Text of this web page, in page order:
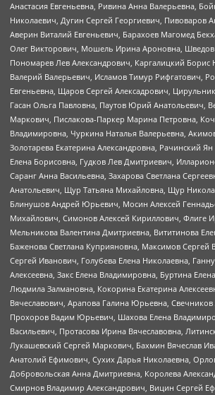
Анастасия Евгеньевна, Ривина Анна Валерьевна,
Николаевич, Дугин Сергей Георгиевич, Пивоваров
Аверин Виталий Евгеньевич, Барахоев Магомед
Олег Викторович, Мошель Ирина Ароновна, Шведов
Пономарев Лев Александрович, Каргалицкий Борис
Валерий Валерьевич, Исламов Тимур Рифгатович,
Евгеньевна, Щаров Сергей Алексадрович,
Гасан Ольга Павловна, Паутов Юрий Анатольевич,
Маркович, Пислакова-Паркер Марина Петровна,
Владимировна, Чуркина Наталья Валерьевна,
Золотарева Екатерина Александровна, Рачинский
Елена Борисовна, Гудков Лев Дмитриевич,
Саранг Анна Васильевна, Захарова Светлана
Анатольевич, Щур Татьяна Михайловна, Щур
Блинушов Андрей Юрьевич, Мосин Алексей
Михайлович, Симонов Алексей Кириллович, Флиге
Мельникова Валентина Дмитриевна, Вититинова
Баженова Светлана Куприяновна, Максимов Сергей
Сергей Иванович, Голубева Елена Николаевна,
Алексеевна, Закс Елена Владимировна, Буртина
Людмила Залмановна, Кокорина Екатерина
Вячеславович, Арапова Галина Юрьевна,
Прохоров Вадим Юрьевич, Шахова Елена
Васильевич, Протасова Ирина Вячеславовна,
Лукашевский Сергей Маркович, Бахмин Вячеслав
Анатолий Ефимович, Сухих Дарья Николаевна,
Добровольская Анна Дмитриевна, Королева
Смирнов Владимир Александрович, Вицин Сергей